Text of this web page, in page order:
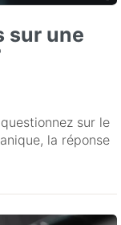
sur une
sur le
la réponse